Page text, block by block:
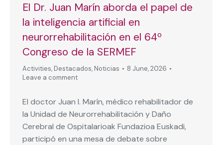
El Dr. Juan Marín aborda el papel de
la inteligencia artificial en
neurorrehabilitación en el 64º
Congreso de la SERMEF
Activities, Destacados, Noticias
8 June, 2026
Leave a comment
El doctor Juan I. Marín, médico rehabilitador de
la Unidad de Neurorrehabilitación y Daño
Cerebral de Ospitalarioak Fundazioa Euskadi,
participó en una mesa de debate sobre